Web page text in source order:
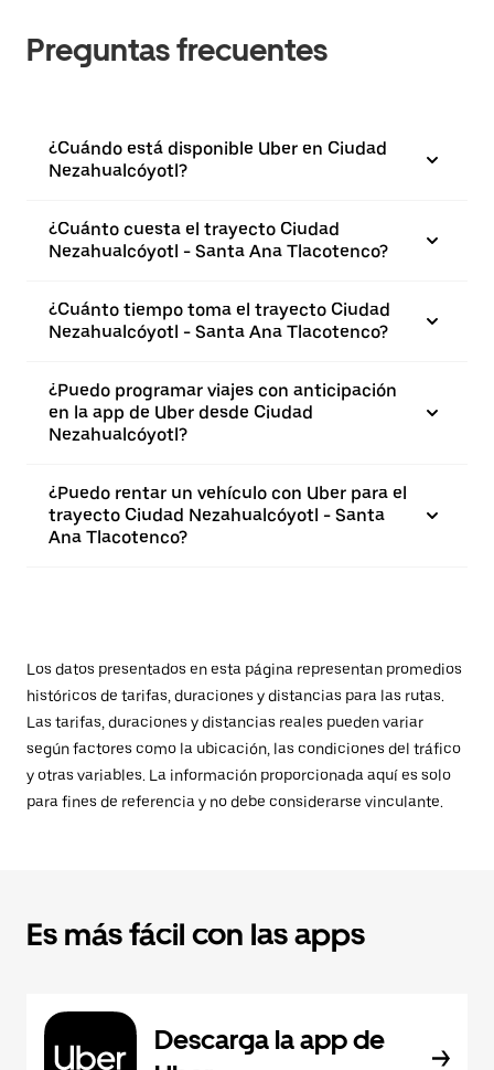
Preguntas frecuentes
¿Cuándo está disponible Uber en Ciudad
Nezahualcóyotl?
¿Cuánto cuesta el trayecto Ciudad
Nezahualcóyotl - Santa Ana Tlacotenco?
¿Cuánto tiempo toma el trayecto Ciudad
Nezahualcóyotl - Santa Ana Tlacotenco?
¿Puedo programar viajes con anticipación
en la app de Uber desde Ciudad
Nezahualcóyotl?
¿Puedo rentar un vehículo con Uber para el
trayecto Ciudad Nezahualcóyotl - Santa
Ana Tlacotenco?
Los datos presentados en esta página representan promedios
históricos de tarifas, duraciones y distancias para las rutas.
Las tarifas, duraciones y distancias reales pueden variar
según factores como la ubicación, las condiciones del tráfico
y otras variables. La información proporcionada aquí es solo
para fines de referencia y no debe considerarse vinculante.
Es más fácil con las apps
Descarga la app de